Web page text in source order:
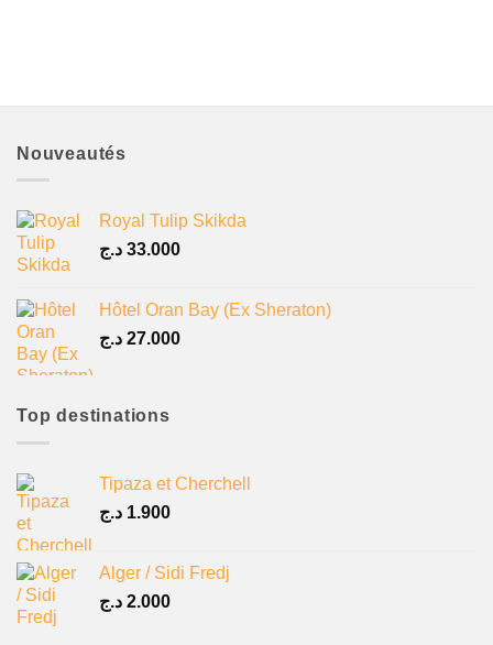
Nouveautés
Royal Tulip Skikda
33.000 د.ج
Hôtel Oran Bay (Ex Sheraton)
27.000 د.ج
Top destinations
Tipaza et Cherchell
1.900 د.ج
Alger / Sidi Fredj
2.000 د.ج